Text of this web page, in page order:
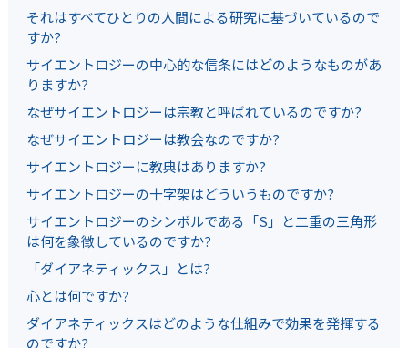
それはすべてひとりの人間による研究に基づいているので
すか?
サイエントロジーの中心的な信条にはどのようなものがあ
りますか?
なぜサイエントロジーは宗教と呼ばれているのですか?
なぜサイエントロジーは教会なのですか?
サイエントロジーに教典はありますか?
サイエントロジーの十字架はどういうものですか?
サイエントロジーのシンボルである「S」と二重の三角形
は何を象徴しているのですか?
「ダイアネティックス」とは?
心とは何ですか?
ダイアネティックスはどのような仕組みで効果を発揮する
のですか?